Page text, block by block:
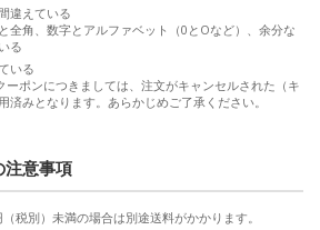
違えている
全角、数字とアルファベット（0とOなど）、余分な
る
いる
ポンにつきましては、注文がキャンセルされた（キ
済みとなります。あらかじめご了承ください。
注意事項
税別）未満の場合は別途送料がかかります。